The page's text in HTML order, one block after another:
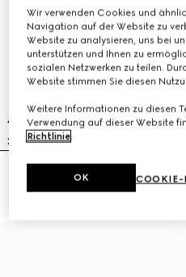
Gucci Horsebit Uhr, 27x23 mm
€1,900
Wir verwenden Cookies und
Navigation auf der Website zu
Website zu analysieren, uns bei
unterstützen und Ihnen zu
sozialen Netzwerken zu teilen.
Website stimmen Sie diesen
Weitere Informationen zu diesen
Verwendung auf dieser Website
Richtlinie.
COOKIE-
OK